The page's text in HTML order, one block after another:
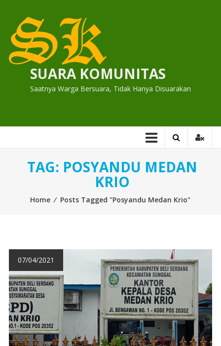
content
SUARA KOMUNITAS
Saatnya Warga Bersuara, Tidak Hanya Disuarakan
TAG: POSYANDU MEDAN
KRIO
Home ⁄ Posts Tagged "Posyandu Medan Krio"
07/04/2021